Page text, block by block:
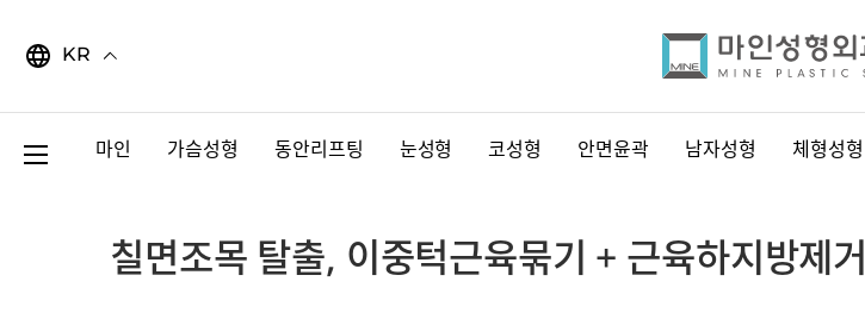
content
KR
마인 가슴성형 동안리프팅 눈성형 코성형 안면윤곽 남자성형 체형성형
칠면조목 탈출, 이중턱근육묶기 + 근육하지방제거